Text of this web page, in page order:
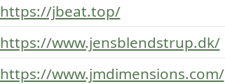
https://jbeat.top/
https://www.jensblendstrup.dk/
https://www.jmdimensions.com/